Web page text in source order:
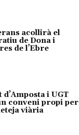
acollirà el
de Dona i
de l’Ebre
i UGT
conveni propi per
viària